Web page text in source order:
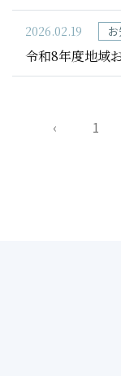
2026.02.19
令和8年度地域
‹ 1